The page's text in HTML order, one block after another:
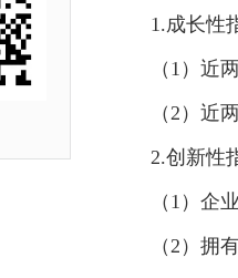
1.成长性
（1）近
（2）近
2.创新性
（1）企
（2）拥